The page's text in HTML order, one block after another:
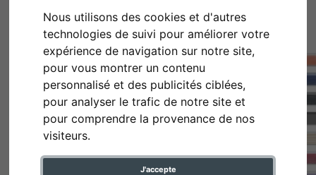
Nous utilisons des cookies et d'autres
technologies de suivi pour améliorer votre
expérience de navigation sur notre site,
pour vous montrer un contenu
personnalisé et des publicités ciblées,
pour analyser le trafic de notre site et
pour comprendre la provenance de nos
visiteurs.
J'accepte
Retour